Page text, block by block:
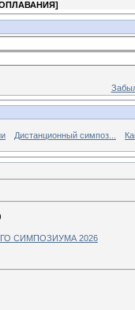
]
Дистанционный симпоз...
СИМПОЗИУМА 2026